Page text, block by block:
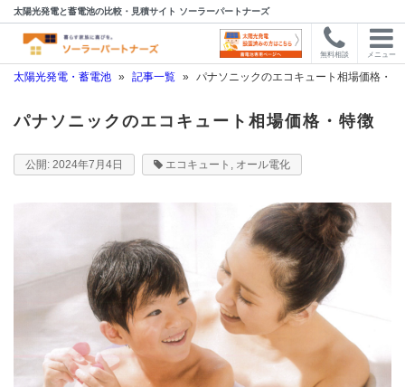
太陽光発電と蓄電池の比較・見積サイト ソーラーパートナーズ
無料相談 メニュー
太陽光発電・蓄電池 » 記事一覧 » パナソニックのエコキュート相場価格・特
パナソニックのエコキュート相場価格・特徴
2024年7月4日 エコキュート , オール電化